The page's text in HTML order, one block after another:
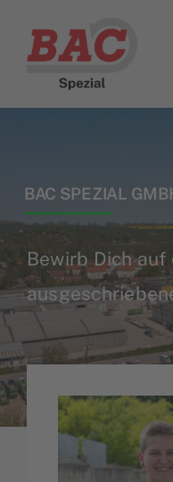
Inhalt
springen
Ausbildung
Jobs
BAC SPEZIAL
Bewirb Dich auf